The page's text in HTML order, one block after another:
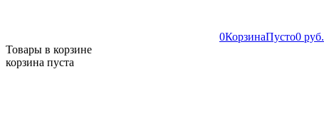
0КорзинаПусто0 руб.
Товары в корзине
корзина пуста